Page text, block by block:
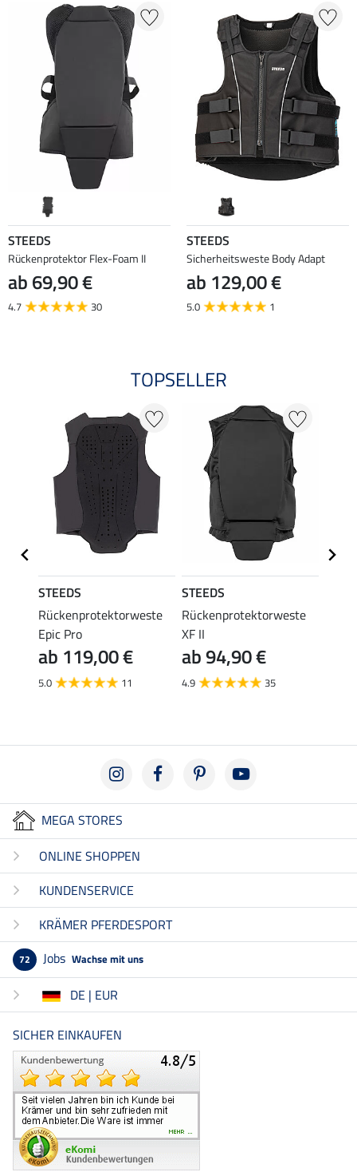
STEEDS
Rückenprotektor Flex-Foam II
ab 69,90 €
4.7 30
STEEDS
Sicherheitsweste Body Adapt
ab 129,00 €
5.0 1
TOPSELLER
STEEDS
Rückenprotektorweste
Epic Pro
ab 119,00 €
5.0 11
STEEDS
Rückenprotektorweste
XF II
ab 94,90 €
4.9 35
MEGA STORES
ONLINE SHOPPEN
KUNDENSERVICE
KRÄMER PFERDESPORT
72 Jobs Wachse mit uns
DE | EUR
SICHER EINKAUFEN